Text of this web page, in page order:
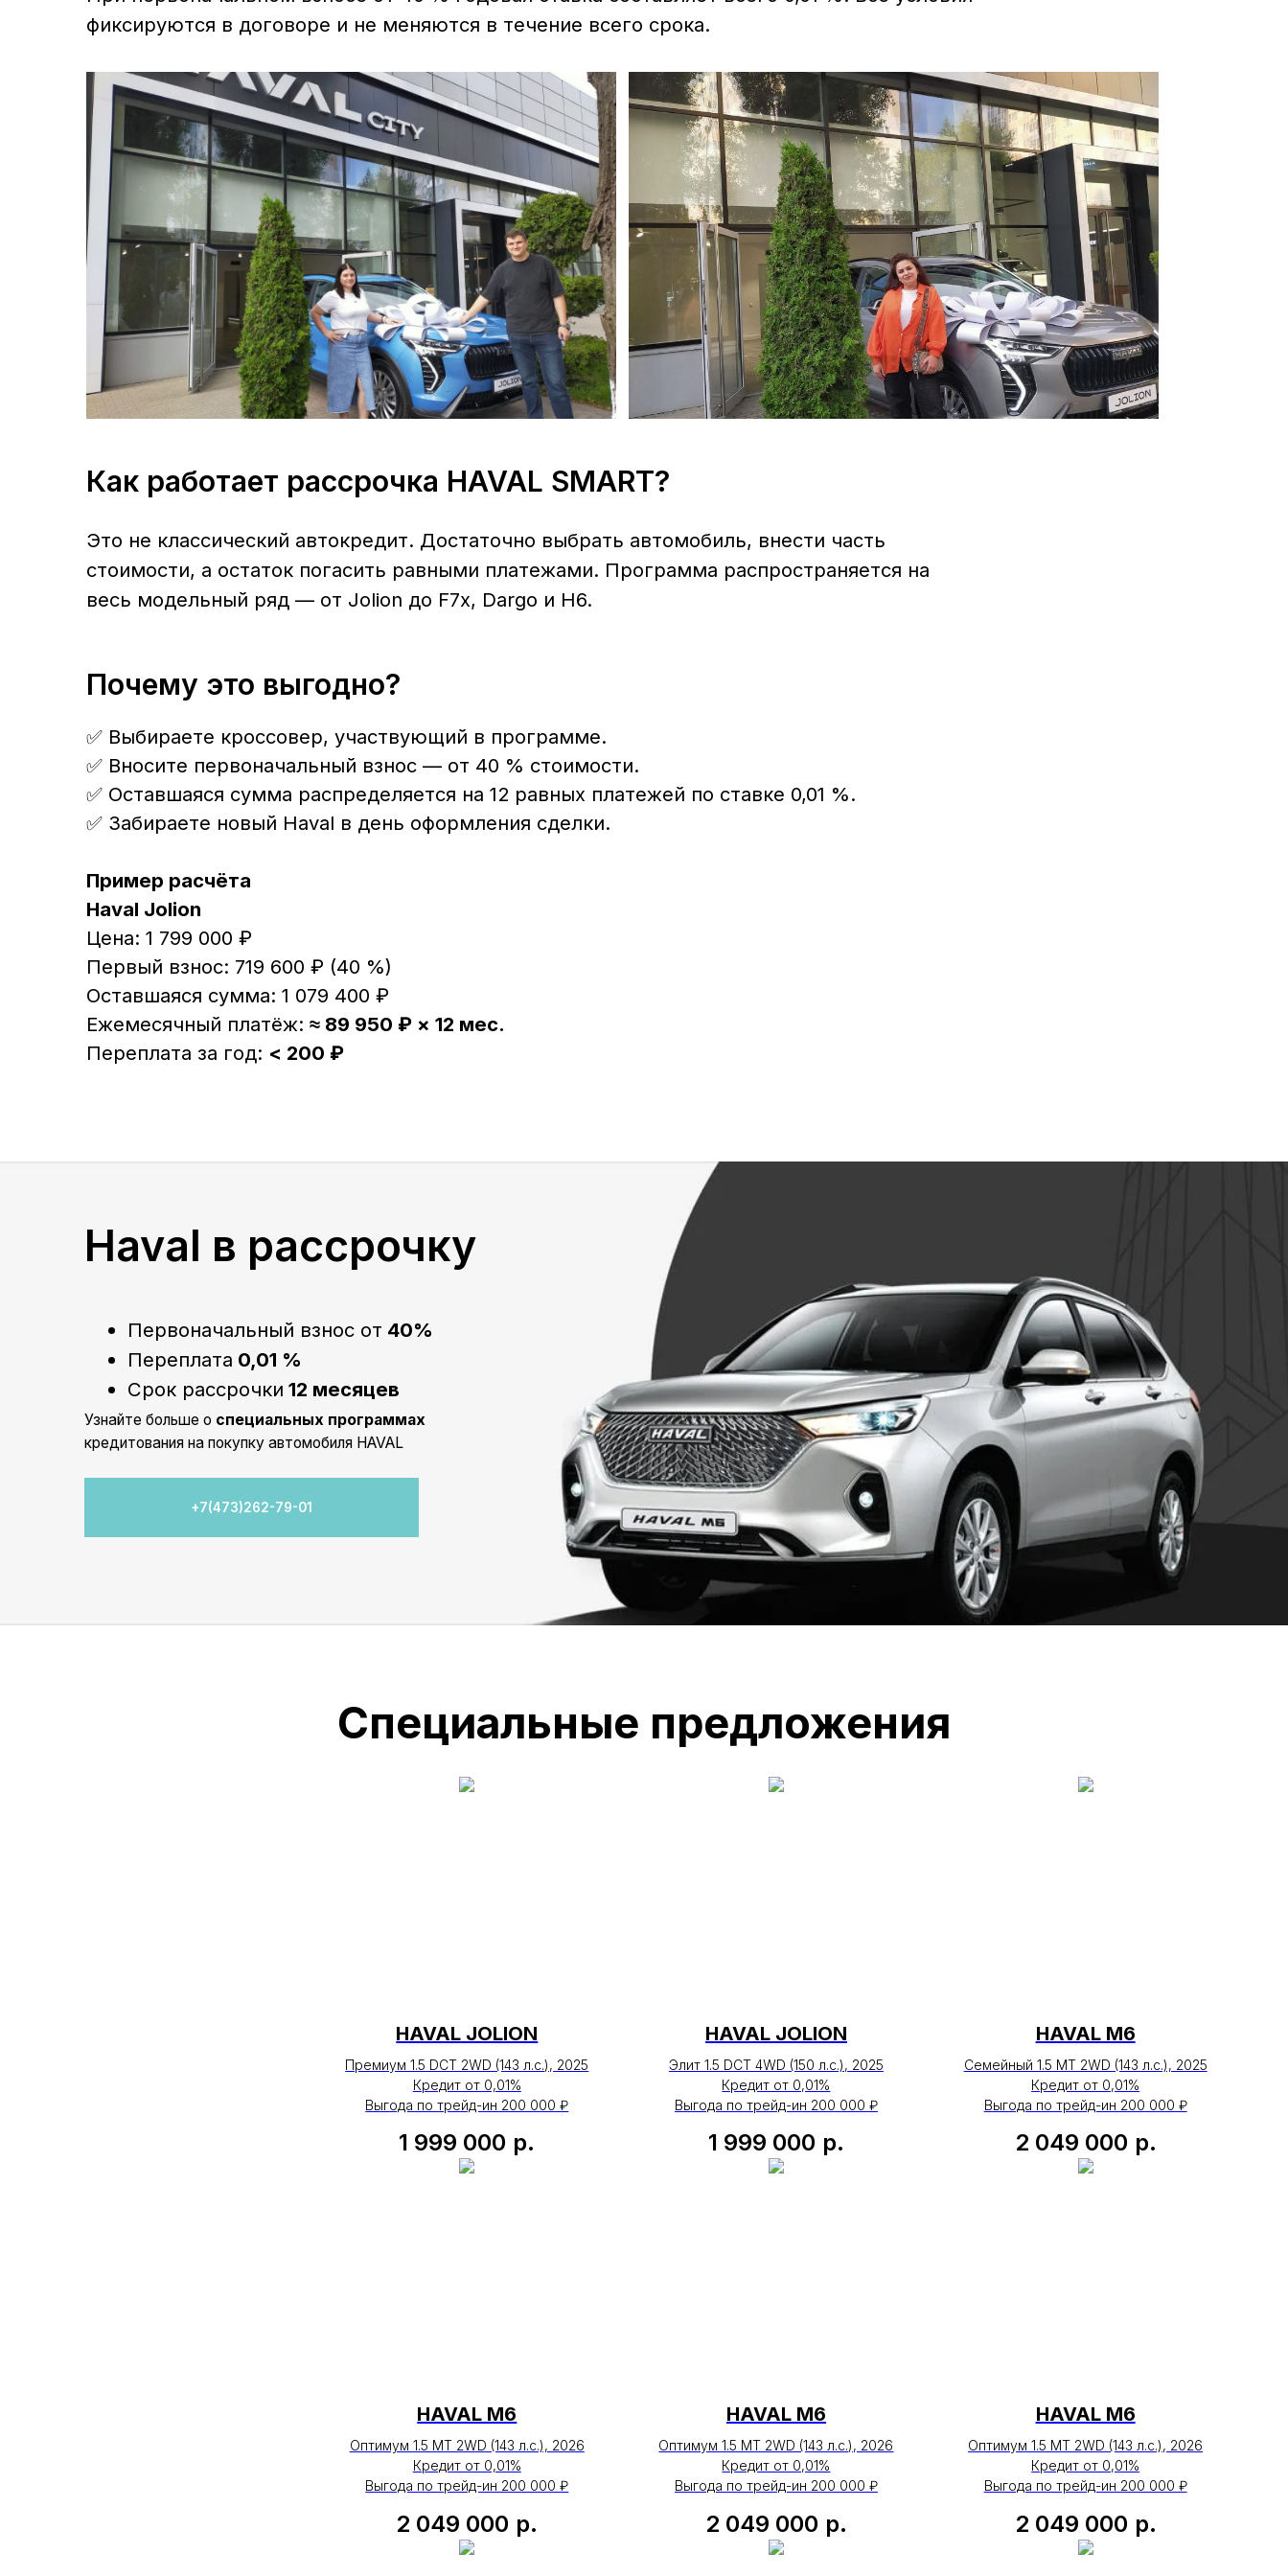
Это не классический автокредит. Достаточно выбрать автомобиль, внести часть
стоимости, а остаток погасить равными платежами. Программа распространяется на
Как работает рассрочка HAVAL SMART?
✅ Выбираете кроссовер, участвующий в программе.
✅ Вносите первоначальный взнос — от 40 % стоимости.
✅ Оставшаяся сумма распределяется на 12 равных платежей по ставке 0,01 %.
Пример расчёта
Цена: 1 799 000 ₽
Первый взнос: 719 600 ₽ (40 %)
Оставшаяся сумма: 1 079 400 ₽
Ежемесячный платёж: ≈ 89 950 ₽ × 12 мес.
Haval в рассрочку
+7(473)262-79-01
Специальные предложения
HAVAL JOLION
Премиум 1.5 DCT 2WD (143 л.с.), 2025
Кредит от 0,01%
Выгода по трейд-ин 200 000 ₽
1 999 000 р.
HAVAL JOLION
Элит 1.5 DCT 4WD (150 л.с.), 2025
Кредит от 0,01%
Выгода по трейд-ин 200 000 ₽
1 999 000 р.
HAVAL М6
Семейный 1.5 MT 2WD (143 л.с.), 2025
Кредит от 0,01%
Выгода по трейд-ин 200 000 ₽
2 049 000 р.
HAVAL М6
Оптимум 1.5 MT 2WD (143 л.с.), 2026
Кредит от 0,01%
Выгода по трейд-ин 200 000 ₽
2 049 000 р.
HAVAL М6
Оптимум 1.5 MT 2WD (143 л.с.), 2026
Кредит от 0,01%
Выгода по трейд-ин 200 000 ₽
2 049 000 р.
HAVAL М6
Оптимум 1.5 MT 2WD (143 л.с.), 2026
Кредит от 0,01%
Выгода по трейд-ин 200 000 ₽
2 049 000 р.